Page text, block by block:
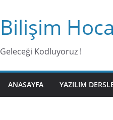
Bilişim
Geleceği Kodluyoruz !
ANASAYFA YAZILIM